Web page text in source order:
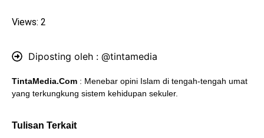
Views: 2
Diposting oleh : @tintamedia
TintaMedia.Com : Menebar opini Islam di tengah-tengah umat
yang terkungkung sistem kehidupan sekuler.
Tulisan Terkait